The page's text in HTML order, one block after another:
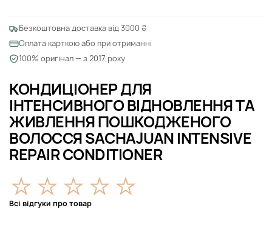
КОНДИЦІОНЕР ДЛЯ
ІНТЕНСИВНОГО ВІДНОВЛЕННЯ ТА
ЖИВЛЕННЯ ПОШКОДЖЕНОГО
ВОЛОССЯ SACHAJUAN INTENSIVE
REPAIR CONDITIONER
Всі відгуки про товар
Безкоштовна доставка від 3000 ₴
Оплата карткою або при отриманні
100% оригінал — з 2017 року